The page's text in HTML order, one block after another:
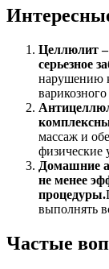
Целлюлит –
серьезное
нарушению
массаж и
физические
Домашние
не менее
процедуры.
выполнять
Частые